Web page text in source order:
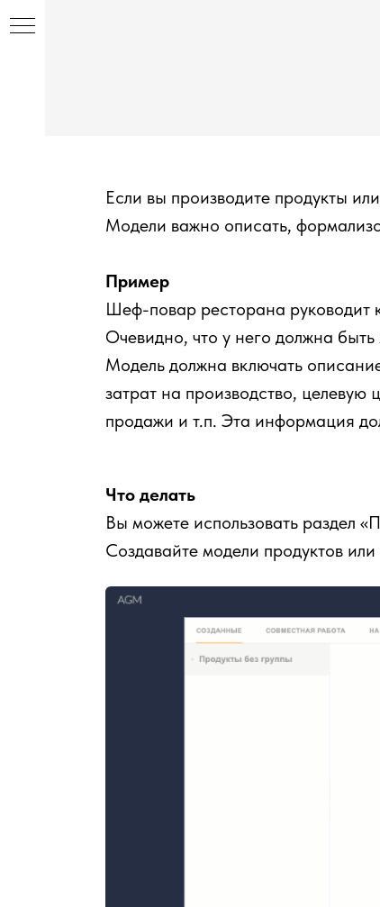
Если вы производите продукты
Модели важно описать,
Пример
Шеф-повар ресторана руководит
Очевидно, что у него должна
Модель должна включать
затрат на производство,
продажи и т.п. Эта информация
Что делать
Вы можете использовать раздел
Создавайте модели продуктов